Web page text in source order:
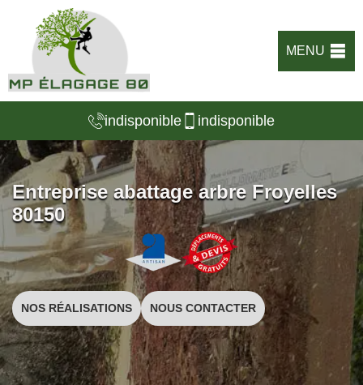
MENU
indisponible indisponible
Entreprise abattage arbre Froyelles
80150
NOS RÉALISATIONS NOUS CONTACTER